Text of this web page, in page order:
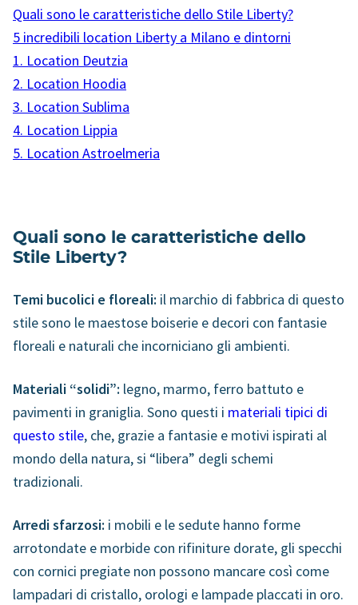
Quali sono le caratteristiche dello Stile Liberty?
5 incredibili location Liberty a Milano e dintorni
1. Location Deutzia
2. Location Hoodia
3. Location Sublima
4. Location Lippia
5. Location Astroelmeria
Quali sono le caratteristiche dello
Stile Liberty?
Temi bucolici e floreali: il marchio di fabbrica di questo
stile sono le maestose boiserie e decori con fantasie
floreali e naturali che incorniciano gli ambienti.
Materiali “solidi”: legno, marmo, ferro battuto e
pavimenti in graniglia. Sono questi i materiali tipici di
questo stile, che, grazie a fantasie e motivi ispirati al
mondo della natura, si “libera” degli schemi
tradizionali.
Arredi sfarzosi: i mobili e le sedute hanno forme
arrotondate e morbide con rifiniture dorate, gli specchi
con cornici pregiate non possono mancare così come
lampadari di cristallo, orologi e lampade placcati in oro.